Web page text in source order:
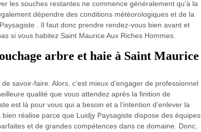
les souches restantes ne commence généralement qu’à la
dépendre des conditions météorologiques et de la
. Il faut donc prendre rendez-vous bien avant et
si vous habitez Saint Maurice Aux Riches Hommes.
arbre et haie à Saint Maurice
savoir-faire. Alors, c’est mieux d’engager de professionnel
qualité que vous attendez après la finition de
est là pour vous qui a besoin et a l’intention d’enlever la
réalise parce que Luidjy Paysagiste dispose des équipes
et de grandes compétences dans ce domaine. Donc,